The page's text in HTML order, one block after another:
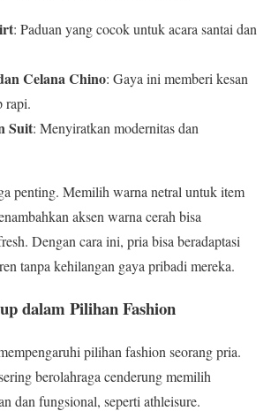
: Paduan yang cocok untuk acara santai dan
Celana Chino: Gaya ini memberi kesan
rapi.
Suit: Menyiratkan modernitas dan
penting. Memilih warna netral untuk item
aksen warna cerah bisa
Dengan cara ini, pria bisa beradaptasi
tanpa kehilangan gaya pribadi mereka.
dalam Pilihan Fashion
pilihan fashion seorang pria.
berolahraga cenderung memilih
dan fungsional, seperti athleisure.